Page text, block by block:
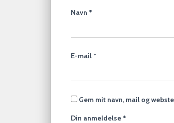
Navn *
E-mail *
Gem mit navn, mail og
Din anmeldelse *